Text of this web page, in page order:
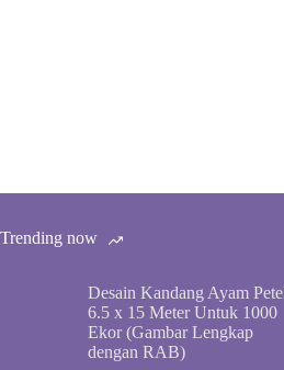
Trending now
Desain Kandang Ayam
6.5 x 15 Meter Untuk 1000
Ekor (Gambar Lengkap
dengan RAB)